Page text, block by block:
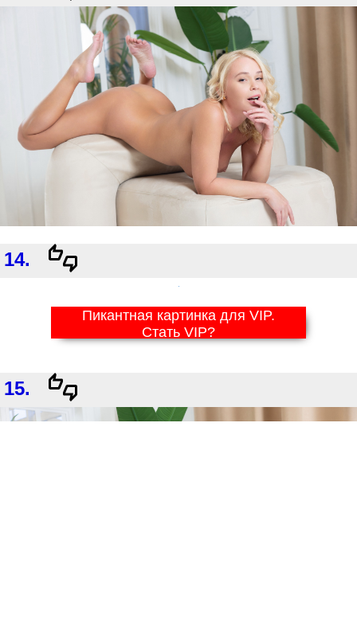
14.
Пикантная картинка для VIP.
Стать VIP?
15.